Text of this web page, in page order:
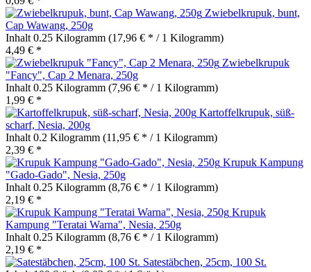
Zwiebelkrupuk, bunt,
Cap Wawang, 250g
Inhalt 0.25 Kilogramm (17,96 € * / 1 Kilogramm)
4,49 € *
Zwiebelkrupuk
"Fancy", Cap 2 Menara, 250g
Inhalt 0.25 Kilogramm (7,96 € * / 1 Kilogramm)
1,99 € *
Kartoffelkrupuk, süß-
scharf, Nesia, 200g
Inhalt 0.2 Kilogramm (11,95 € * / 1 Kilogramm)
2,39 € *
Krupuk Kampung
"Gado-Gado", Nesia, 250g
Inhalt 0.25 Kilogramm (8,76 € * / 1 Kilogramm)
2,19 € *
Krupuk
Kampung "Teratai Warna", Nesia, 250g
Inhalt 0.25 Kilogramm (8,76 € * / 1 Kilogramm)
2,19 € *
Satestäbchen, 25cm, 100 St.